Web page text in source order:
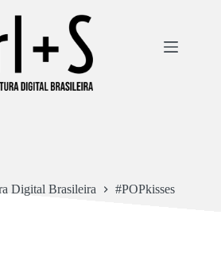
Digital Brasileira #POPkisses